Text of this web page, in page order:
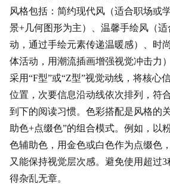
风格包括：简约现代风（适合职场或
景+几何图形为主）、温馨手绘风（
动，通过手绘元素传递温暖感）、时
体活动，用潮流插画增强视觉冲击力
采用“F型”或“Z型”视觉动线，将核心
位置，次要信息沿动线依次排列，符
到下的阅读习惯。 色彩搭配是风格的
助色+点缀色”的组合模式。例如，以
色辅助色，用金色或白色作为点缀色
又能保持视觉层次感。避免使用超过
得杂乱无章。